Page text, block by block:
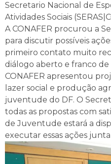
Secretario Nacional de
Atividades Sociais
A CONAFER procurou a
para discutir possíveis
primeiro contato muito
diálogo aberto e franco de
CONAFER apresentou
lazer social e produção
juventude do DF. O
todas as propostas com
de Juventude estará a
executar essas ações